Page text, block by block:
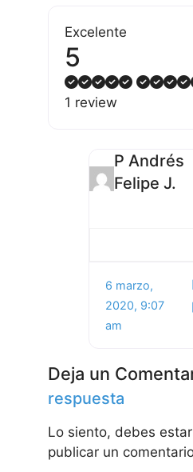
Excelente
5
1 review
P Andrés
Felipe J.
6 marzo,
2020, 9:07
am
Deja un
respuesta
Lo siento, debes estar
publicar un